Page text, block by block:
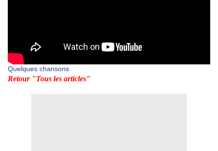
Quelques chansons
Retour "Tous les articles"